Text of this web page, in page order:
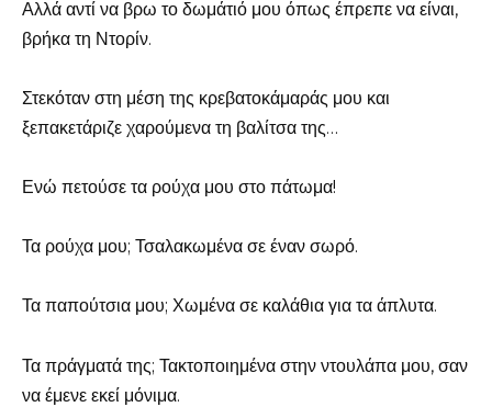
Αλλά αντί να βρω το δωμάτιό μου όπως έπρεπε να είναι,
βρήκα τη Ντορίν.
Στεκόταν στη μέση της κρεβατοκάμαράς μου και
ξεπακετάριζε χαρούμενα τη βαλίτσα της…
Ενώ πετούσε τα ρούχα μου στο πάτωμα!
Τα ρούχα μου; Τσαλακωμένα σε έναν σωρό.
Τα παπούτσια μου; Χωμένα σε καλάθια για τα άπλυτα.
Τα πράγματά της; Τακτοποιημένα στην ντουλάπα μου, σαν
να έμενε εκεί μόνιμα.